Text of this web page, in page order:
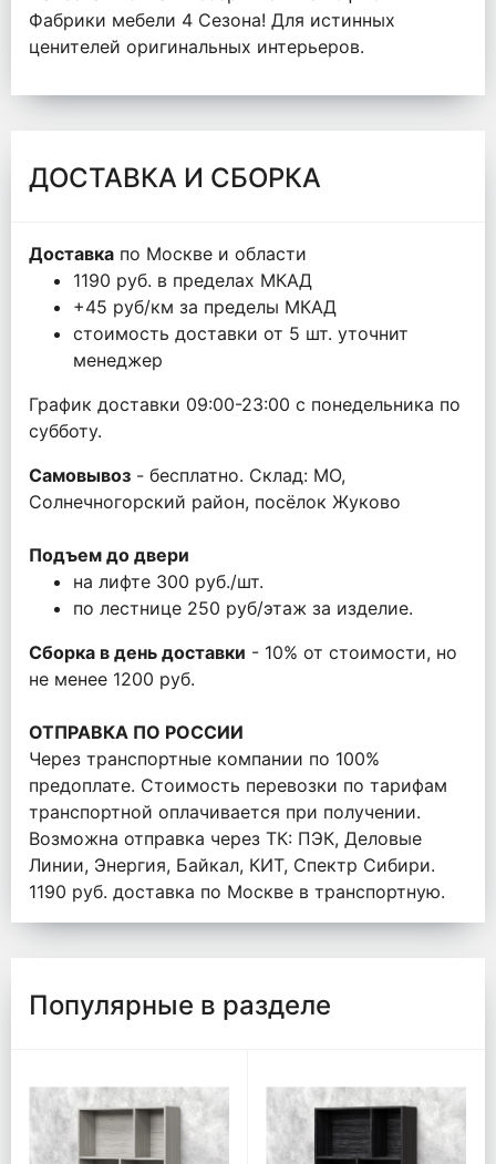
Фабрики мебели 4 Сезона! Для истинных
ценителей оригинальных интерьеров.
ДОСТАВКА И СБОРКА
Доставка по Москве и области
1190 руб. в пределах МКАД
+45 руб/км за пределы МКАД
стоимость доставки от 5 шт. уточнит
менеджер
График доставки 09:00-23:00 с понедельника по
субботу.
Самовывоз - бесплатно. Склад: МО,
Солнечногорский район, посёлок Жуково
Подъем до двери
на лифте 300 руб./шт.
по лестнице 250 руб/этаж за изделие.
Сборка в день доставки - 10% от стоимости, но
не менее 1200 руб.
ОТПРАВКА ПО РОССИИ
Через транспортные компании по 100%
предоплате. Стоимость перевозки по тарифам
транспортной оплачивается при получении.
Возможна отправка через ТК: ПЭК, Деловые
Линии, Энергия, Байкал, КИТ, Спектр Сибири.
1190 руб. доставка по Москве в транспортную.
Популярные в разделе